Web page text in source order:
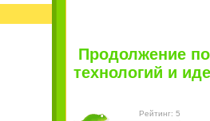
Продолжение
технологий и
Рейтинг: 5